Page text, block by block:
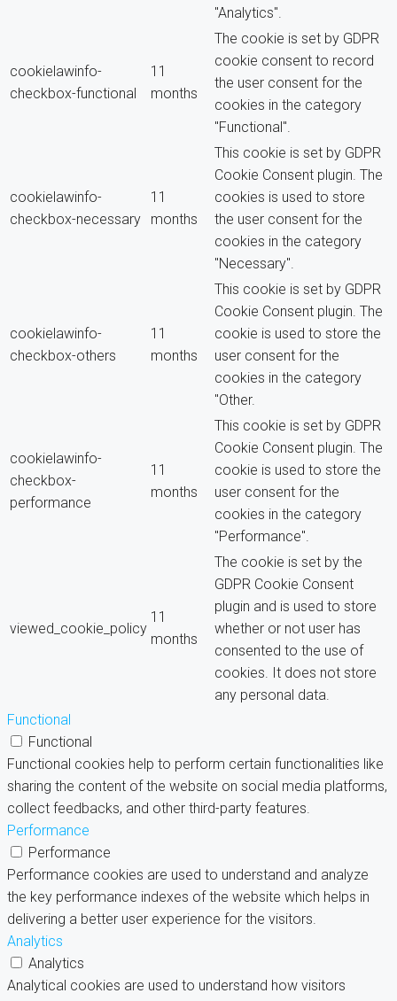
"Analytics".
cookielawinfo-
checkbox-functional
11
months
The cookie is set by GDPR
cookie consent to record
the user consent for the
cookies in the category
"Functional".
cookielawinfo-
checkbox-necessary
11
months
This cookie is set by GDPR
Cookie Consent plugin. The
cookies is used to store
the user consent for the
cookies in the category
"Necessary".
cookielawinfo-
checkbox-others
11
months
This cookie is set by GDPR
Cookie Consent plugin. The
cookie is used to store the
user consent for the
cookies in the category
"Other.
cookielawinfo-
checkbox-
performance
11
months
This cookie is set by GDPR
Cookie Consent plugin. The
cookie is used to store the
user consent for the
cookies in the category
"Performance".
viewed_cookie_policy
11
months
The cookie is set by the
GDPR Cookie Consent
plugin and is used to store
whether or not user has
consented to the use of
cookies. It does not store
any personal data.
Functional
Functional
Functional cookies help to perform certain functionalities like
sharing the content of the website on social media platforms,
collect feedbacks, and other third-party features.
Performance
Performance
Performance cookies are used to understand and analyze
the key performance indexes of the website which helps in
delivering a better user experience for the visitors.
Analytics
Analytics
Analytical cookies are used to understand how visitors